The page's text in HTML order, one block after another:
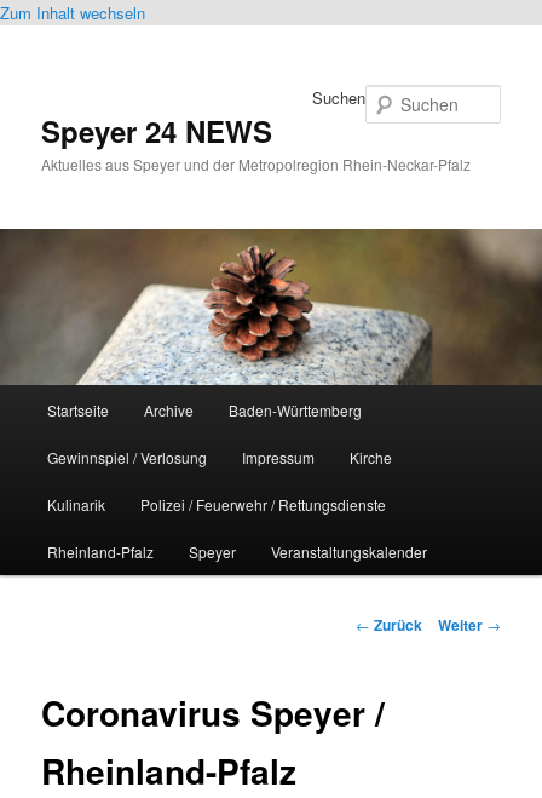
Zum Inhalt wechseln
Speyer 24 NEWS
Aktuelles aus Speyer und der Metropolregion Rhein-Neckar-Pfalz
Suchen
Startseite Archive Baden-Württemberg
Gewinnspiel / Verlosung Impressum Kirche
Kulinarik Polizei / Feuerwehr / Rettungsdienste
Rheinland-Pfalz Speyer Veranstaltungskalender
Beitrags-
← Zurück Weiter →
Coronavirus Speyer /
Rheinland-Pfalz